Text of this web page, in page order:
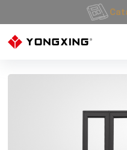
Trang Chủ»Sản Phẩm»CỬA NHÔM